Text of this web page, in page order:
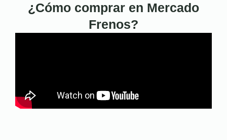
¿Cómo comprar en Mercado
Frenos?